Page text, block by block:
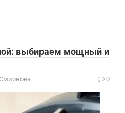
выбираем мощный и
0